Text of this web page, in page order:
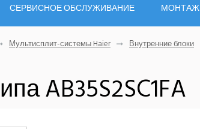
СЕРВИСНОЕ ОБСЛУЖИВАНИЕ МОНТАЖ
Мультисплит-системы Haier Внутренние блоки
AB35S2SC1FA